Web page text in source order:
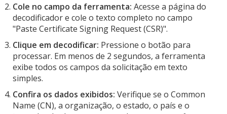
Cole no campo da ferramenta: Acesse a página do
decodificador e cole o texto completo no campo
"Paste Certificate Signing Request (CSR)".
Clique em decodificar: Pressione o botão para
processar. Em menos de 2 segundos, a ferramenta
exibe todos os campos da solicitação em texto
simples.
Confira os dados exibidos: Verifique se o Common
Name (CN), a organização, o estado, o país e o